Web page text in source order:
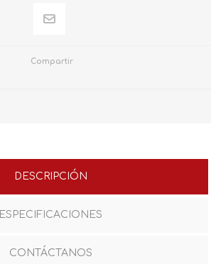
Compartir
DESCRIPCIÓN
ESPECIFICACIONES
CONTÁCTANOS